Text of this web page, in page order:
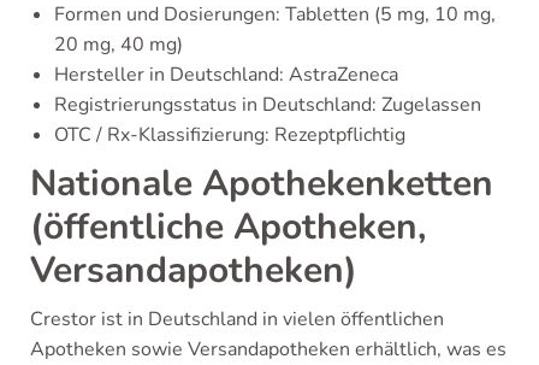
Formen und Dosierungen: Tabletten (5 mg, 10 mg,
20 mg, 40 mg)
Hersteller in Deutschland: AstraZeneca
Registrierungsstatus in Deutschland: Zugelassen
OTC / Rx-Klassifizierung: Rezeptpflichtig
Nationale Apothekenketten
(öffentliche Apotheken,
Versandapotheken)
Crestor ist in Deutschland in vielen öffentlichen
Apotheken sowie Versandapotheken erhältlich, was es